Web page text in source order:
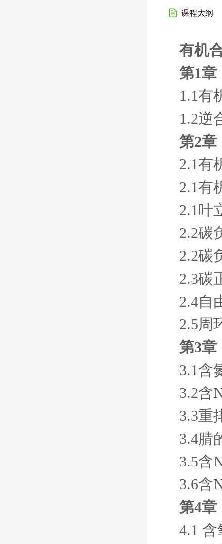
课程大纲
有机
第1章
1.1有
1.2逆
第2章
2.1有
2.1有
2.1叶
2.2碳
2.2碳
2.3碳
2.4自
2.5周
第3章
3.1含
3.2含
3.3重
3.4腈
3.5含
3.6含
第4章
4.1